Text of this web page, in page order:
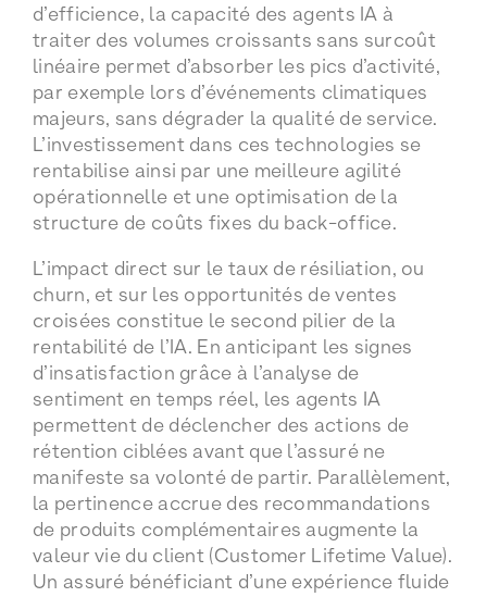
d’efficience, la capacité des agents IA à
traiter des volumes croissants sans surcoût
linéaire permet d’absorber les pics d’activité,
par exemple lors d’événements climatiques
majeurs, sans dégrader la qualité de service.
L’investissement dans ces technologies se
rentabilise ainsi par une meilleure agilité
opérationnelle et une optimisation de la
structure de coûts fixes du back-office.
L’impact direct sur le taux de résiliation, ou
churn, et sur les opportunités de ventes
croisées constitue le second pilier de la
rentabilité de l’IA. En anticipant les signes
d’insatisfaction grâce à l’analyse de
sentiment en temps réel, les agents IA
permettent de déclencher des actions de
rétention ciblées avant que l’assuré ne
manifeste sa volonté de partir. Parallèlement,
la pertinence accrue des recommandations
de produits complémentaires augmente la
valeur vie du client (Customer Lifetime Value).
Un assuré bénéficiant d’une expérience fluide